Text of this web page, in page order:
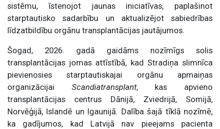
sistēmu, īstenojot jaunas iniciatīvas, paplašinot
starptautisko sadarbību un aktualizējot sabiedrības
līdzatbildību orgānu transplantācijas jautājumos.
Šogad, 2026. gadā gaidāms nozīmīgs solis
transplantācijas jomas attīstībā, kad Stradiņa slimnīca
pievienosies starptautiskajai orgānu apmaiņas
organizācijai Scandiatransplant, kas apvieno
transplantācijas centrus Dānijā, Zviedrijā, Somijā,
Norvēģijā, Islandē un Igaunijā. Dalība šajā tīklā nozīmē,
ka gadījumos, kad Latvijā nav pieejams pacienta